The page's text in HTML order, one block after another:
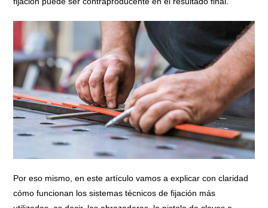
Por eso mismo, en este artículo vamos a explicar con claridad
cómo funcionan los sistemas técnicos de fijación más